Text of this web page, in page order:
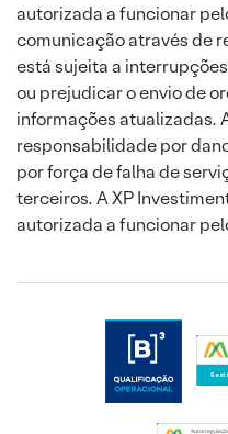
autorizada a funcionar
comunicação através de
está sujeita a
ou prejudicar o envio de
informações atualizadas.
responsabilidade por
por força de falha de
terceiros. A XP
autorizada a funcionar